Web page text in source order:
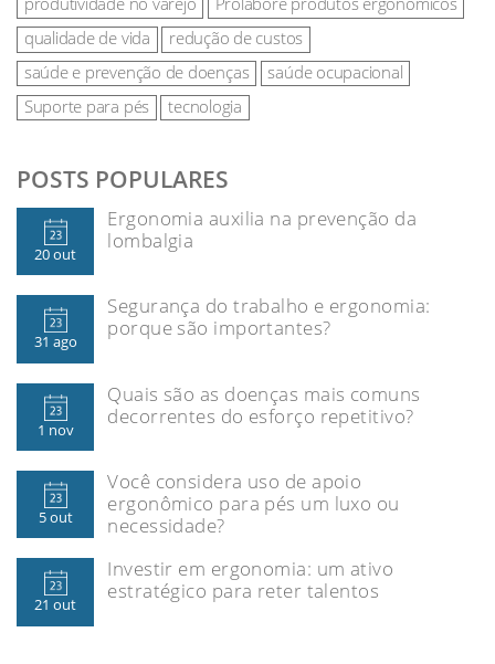
qualidade de vida
redução de custos
saúde e prevenção de doenças
saúde ocupacional
Suporte para pés
tecnologia
POSTS POPULARES
20 out
Ergonomia auxilia na prevenção da
lombalgia
31 ago
Segurança do trabalho e ergonomia:
porque são importantes?
1 nov
Quais são as doenças mais comuns
decorrentes do esforço repetitivo?
5 out
Você considera uso de apoio
ergonômico para pés um luxo ou
necessidade?
21 out
Investir em ergonomia: um ativo
estratégico para reter talentos